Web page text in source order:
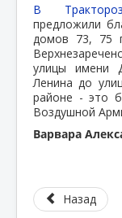
В
предложили
домов 73, 75
улицы имени
Ленина до
районе - это
Воздушной
Варвара
Назад